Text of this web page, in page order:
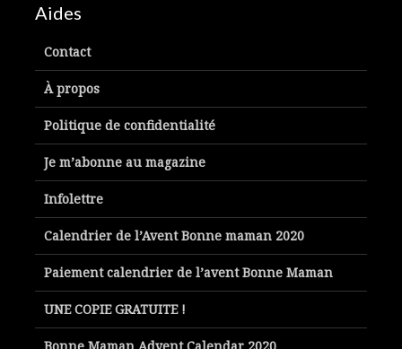
Aides
Contact
À propos
Politique de confidentialité
Je m’abonne au magazine
Infolettre
Calendrier de l’Avent Bonne maman 2020
Paiement calendrier de l’avent Bonne Maman
UNE COPIE GRATUITE !